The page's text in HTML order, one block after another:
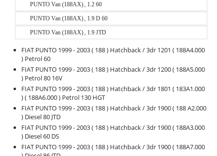
PUNTO Van (188AX) , 1.2 60
PUNTO Van (188AX) , 1.9 D 60
PUNTO Van (188AX) , 1.9 JTD
FIAT PUNTO 1999 - 2003 ( 188 ) Hatchback / 3dr 1201 ( 188A4.000
) Petrol 60
FIAT PUNTO 1999 - 2003 ( 188 ) Hatchback / 3dr 1200 ( 188A5.000
) Petrol 80 16V
FIAT PUNTO 1999 - 2003 ( 188 ) Hatchback / 3dr 1801 ( 183A1.000
) ( 188A6.000 ) Petrol 130 HGT
FIAT PUNTO 1999 - 2003 ( 188 ) Hatchback / 3dr 1900 ( 188 A2.000
) Diesel 80 JTD
FIAT PUNTO 1999 - 2003 ( 188 ) Hatchback / 3dr 1900 ( 188A3.000
) Diesel 60 DS
FIAT PUNTO 1999 - 2003 ( 188 ) Hatchback / 3dr 1900 ( 188A7.000